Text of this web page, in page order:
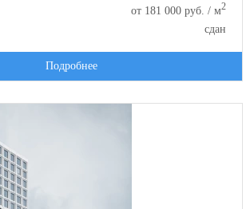
от 181 000 руб. / м2
сдан
Подробнее